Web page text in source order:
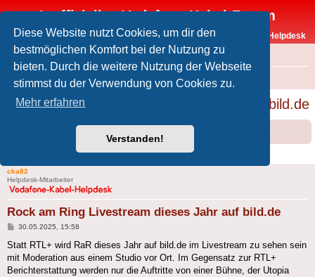
Diese Website nutzt Cookies, um dir den
bestmöglichen Komfort bei der Nutzung zu
bieten. Durch die weitere Nutzung der Webseite
stimmst du der Verwendung von Cookies zu.
Mehr erfahren
Verstanden!
Inoffizielles Vodafone-Kabel-Forum
Vodafone-Kabel-Helpdesk
FAQ
Foren-Übersicht Offtopic
Rock am Ring Livestream dieses Jahr auf bild.de
1 Beitrag • Seite1von
cka82
Helpdesk-Mitarbeiter
Rock am Ring Livestream dieses Jahr auf bild.de
Beitrag
30.05.2025, 15:58
Statt RTL+ wird RaR dieses Jahr auf bild.de im Livestream zu sehen sein
mit Moderation aus einem Studio vor Ort. Im Gegensatz zur RTL+
Berichterstattung werden nur die Auftritte von einer Bühne, der Utopia